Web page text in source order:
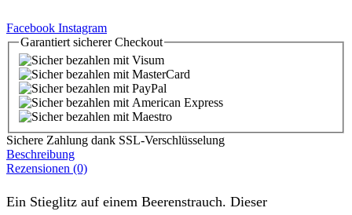
Facebook Instagram
Garantiert sichererCheckout
Sichere Zahlung dank SSL-Verschlüsselung
Beschreibung
Rezensionen (0)
Ein Stieglitz auf einem Beerenstrauch. Dieser